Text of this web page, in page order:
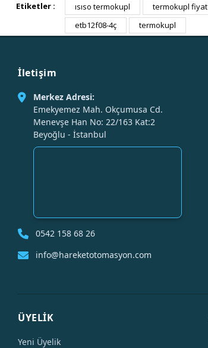
Etiketler : ısıso termokupl termokupl fiyat
etb12f08-4ç
termokupl
İletişim
Merkez Adresi:
Emekyemez Mah. Okçumusa Cd.
Menevşe Han No: 22/163 Kat:2
Beyoğlu - İstanbul
0542 158 68 26
info@hareketotomasyon.com
ÜYELİK
Yeni Üyelik